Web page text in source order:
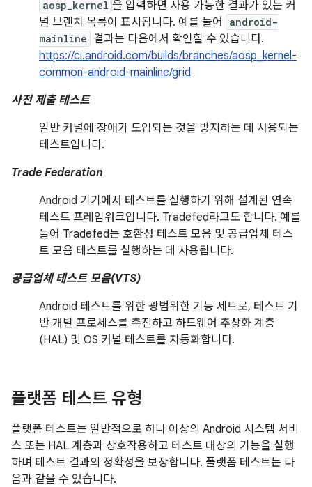
aosp_kernel 을 입력하면 사용 가능한 결과가 있는 커
널 브랜치 목록이 표시됩니다. 예를 들어
android-
mainline 결과는 다음에서 확인할 수 있습니다.
https://ci.android.com/builds/branches/aosp_kernel-
common-android-mainline/grid
사전 제출 테스트
일반 커널에 장애가 도입되는 것을 방지하는 데 사용되는
테스트입니다.
Trade Federation
Android 기기에서 테스트를 실행하기 위해 설계된 연속
테스트 프레임워크입니다. Tradefed라고도 합니다. 예를
들어 Tradefed는 호환성 테스트 모음 및 공급업체 테스
트 모음 테스트를 실행하는 데 사용됩니다.
공급업체 테스트 모음(VTS)
Android 테스트를 위한 광범위한 기능 세트로, 테스트 기
반 개발 프로세스를 촉진하고 하드웨어 추상화 계층
(HAL) 및 OS 커널 테스트를 자동화합니다.
플랫폼 테스트 유형
플랫폼 테스트는 일반적으로 하나 이상의 Android 시스템 서비
스 또는 HAL 계층과 상호작용하고 테스트 대상의 기능을 실행
하며 테스트 결과의 정확성을 보장합니다. 플랫폼 테스트는 다
음과 같을 수 있습니다.